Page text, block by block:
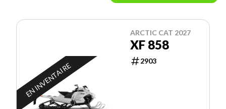
EN INVENTAIRE
ARCTIC CAT 2027
XF 858
2903